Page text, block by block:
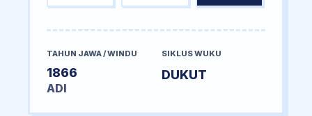
TAHUN JAWA / WINDU
1866
ADI
SIKLUS WUKU
DUKUT